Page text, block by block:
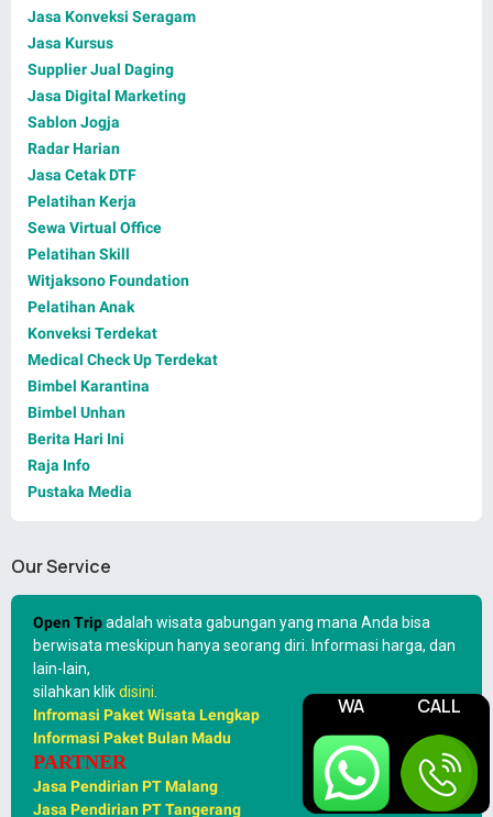
WA CALL
Jasa Konveksi Seragam
Jasa Kursus
Supplier Jual Daging
Jasa Digital Marketing
Sablon Jogja
Radar Harian
Jasa Cetak DTF
Pelatihan Kerja
Sewa Virtual Office
Pelatihan Skill
Witjaksono Foundation
Pelatihan Anak
Konveksi Terdekat
Medical Check Up Terdekat
Bimbel Karantina
Bimbel Unhan
Berita Hari Ini
Raja Info
Pustaka Media
Our Service
Open Tripadalah wisata gabungan yang mana Anda bisa
berwisata meskipun hanya seorang diri. Informasi harga, dan
lain-lain,
silahkan klikdisini
Infromasi Paket Wisata Lengkap
Informasi Paket Bulan Madu
PARTNER
Jasa Pendirian PT Malang
Jasa Pendirian PT Tangerang